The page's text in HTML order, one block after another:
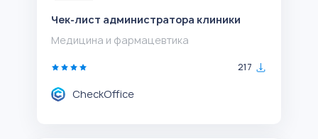
Чек-лист администратора клиники
Медицина и фармацевтика
217
CheckOffice